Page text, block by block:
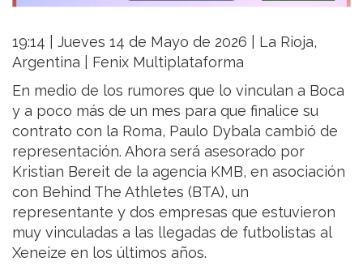
19:14 | Jueves 14 de Mayo de 2026 | La Rioja,
Argentina | Fenix Multiplataforma
En medio de los rumores que lo vinculan a Boca
y a poco más de un mes para que finalice su
contrato con la Roma, Paulo Dybala cambió de
representación. Ahora será asesorado por
Kristian Bereit de la agencia KMB, en asociación
con Behind The Athletes (BTA), un
representante y dos empresas que estuvieron
muy vinculadas a las llegadas de futbolistas al
Xeneize en los últimos años.